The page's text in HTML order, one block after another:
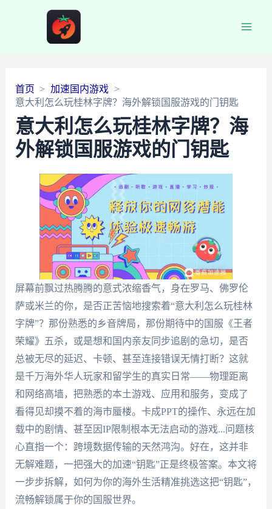
首页
加速国内游戏
意大利怎么玩桂林字牌？海外解锁国服游戏的门钥匙
意大利怎么玩桂林字牌？海
外解锁国服游戏的门钥匙
屏幕前飘过热腾腾的意式浓缩香气，身在罗马、佛罗伦
萨或米兰的你，是否正苦恼地搜索着“意大利怎么玩桂林
字牌”？那份熟悉的乡音牌局，那份期待中的国服《王者
荣耀》五杀，或是想和国内亲友同步追剧的急切，是否
总被无尽的延迟、卡顿、甚至连接错误无情打断？这就
是千万海外华人玩家和留学生的真实日常——物理距离
和网络高墙，把熟悉的本土游戏、应用和服务，变成了
看得见却摸不着的海市蜃楼。卡成PPT的操作、永远在加
载中的剧情、甚至因IP限制根本无法启动的游戏...问题核
心直指一个：跨境数据传输的天然鸿沟。好在，这并非
无解难题，一把强大的加速“钥匙”正是终极答案。本文将
一步步拆解，如何为你的海外生活精准挑选这把“钥匙”，
流畅解锁属于你的国服世界。